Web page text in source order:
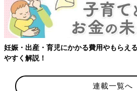
連載一覧へ